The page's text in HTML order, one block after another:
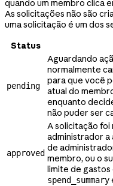
quando um membro clica
As solicitações não são
uma solicitação é um dos
Status
pending
Aguardando
normalmente
para que você
atual do
enquanto
não puder ser
approved
A solicitação foi
administrador
de
membro, ou o
limite de gastos
spend_summary